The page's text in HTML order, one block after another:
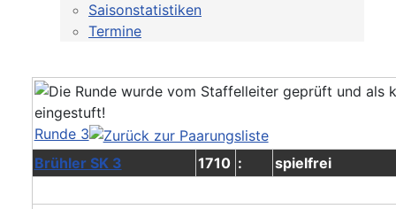
Saisonstatistiken
Termine
Runde 3
Brühler SK 3
1710 : spielfrei